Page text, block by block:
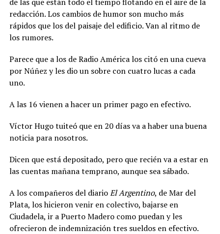
redacción. Los cambios de humor son mucho más
rápidos que los del paisaje del edificio. Van al ritmo de
los rumores.
Parece que a los de Radio América los citó en una cueva
por Núñez y les dio un sobre con cuatro lucas a cada
uno.
A las 16 vienen a hacer un primer pago en efectivo.
Víctor Hugo tuiteó que en 20 días va a haber una buena
noticia para nosotros.
Dicen que está depositado, pero que recién va a estar en
las cuentas mañana temprano, aunque sea sábado.
A los compañeros del diarioEl Argentino, de Mar del
Plata, los hicieron venir en colectivo, bajarse en
Ciudadela, ir a Puerto Madero como puedan y les
ofrecieron de indemnización tres sueldos en efectivo.